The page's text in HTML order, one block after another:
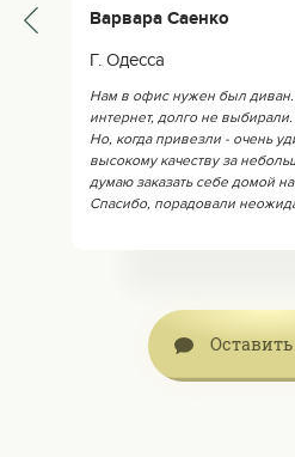
Варвара Саенко
Г. Одесса
Нам в офис нужен был диван.
интернет, долго не
Но, когда привезли - очень
высокому качеству за
думаю заказать себе домой
Спасибо, порадовали